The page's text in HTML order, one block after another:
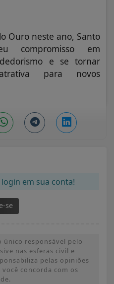
Ouro neste ano, Santo
compromisso em
e se tornar
para novos
em sua conta!
se
responsável pelo
nas esferas civil e
pelas opiniões
concorda com os